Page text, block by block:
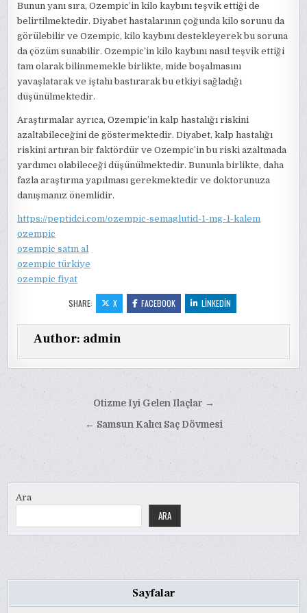
Bunun yanı sıra, Ozempic’in kilo kaybını teşvik ettiği de
belirtilmektedir. Diyabet hastalarının çoğunda kilo sorunu da
görülebilir ve Ozempic, kilo kaybını destekleyerek bu soruna
da çözüm sunabilir. Ozempic’in kilo kaybını nasıl teşvik ettiği
tam olarak bilinmemekle birlikte, mide boşalmasını
yavaşlatarak ve iştahı bastırarak bu etkiyi sağladığı
düşünülmektedir.
Araştırmalar ayrıca, Ozempic’in kalp hastalığı riskini
azaltabileceğini de göstermektedir. Diyabet, kalp hastalığı
riskini artıran bir faktördür ve Ozempic’in bu riski azaltmada
yardımcı olabileceği düşünülmektedir. Bununla birlikte, daha
fazla araştırma yapılması gerekmektedir ve doktorunuza
danışmanız önemlidir.
https://peptidci.com/ozempic-semaglutid-1-mg-1-kalem
ozempic
ozempic satın al
ozempic türkiye
ozempic fiyat
SHARE: X FACEBOOK LINKEDIN
Author: admin
gezinmesi
Otizme Iyi Gelen Ilaçlar →
← Samsun Kalıcı Saç Dövmesi
Ara
ARA
Sayfalar